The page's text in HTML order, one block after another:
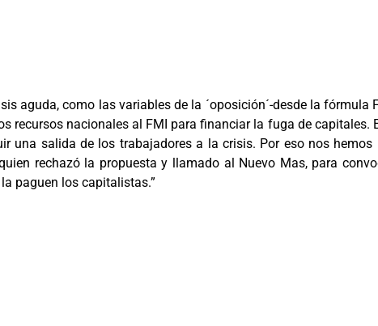
aguda, como las variables de la ´oposición´-desde la fórmula
recursos nacionales al FMI para financiar la fuga de capitales.
una salida de los trabajadores a la crisis. Por eso nos
rechazó la propuesta y llamado al Nuevo Mas, para
paguen los capitalistas.”